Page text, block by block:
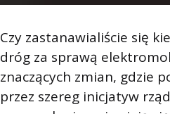
Czy zastanawialiście się
dróg za sprawą
znaczących zmian, gdzie
przez szereg inicjatyw